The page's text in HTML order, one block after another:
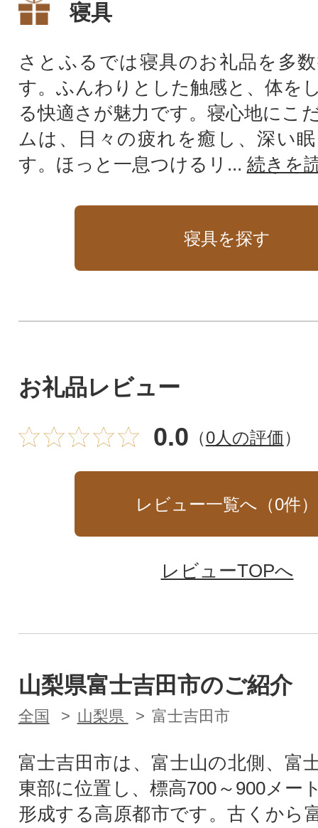
寝具
さとふるでは寝具のお礼品を多
す。ふんわりとした触感と、体を
る快適さが魅力です。寝心地にこ
ムは、日々の疲れを癒し、深い
す。ほっと一息つけるリ... 続きを
寝具を探す
お礼品レビュー
0.0 （0人の評価）
レビュー一覧へ（0件）
レビューTOPへ
山梨県富士吉田市のご紹介
全国 山梨県 富士吉田市
富士吉田市は、富士山の北側、富
東部に位置し、標高700～900メー
形成する高原都市です。古くから